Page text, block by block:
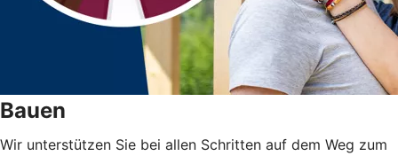
Bauen
Wir unterstützen Sie bei allen Schritten auf dem Weg zum